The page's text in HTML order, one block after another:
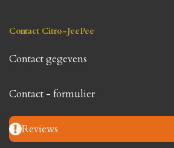
Contact Citro-JeePee
Contact gegevens
Contact - formulier
Reviews